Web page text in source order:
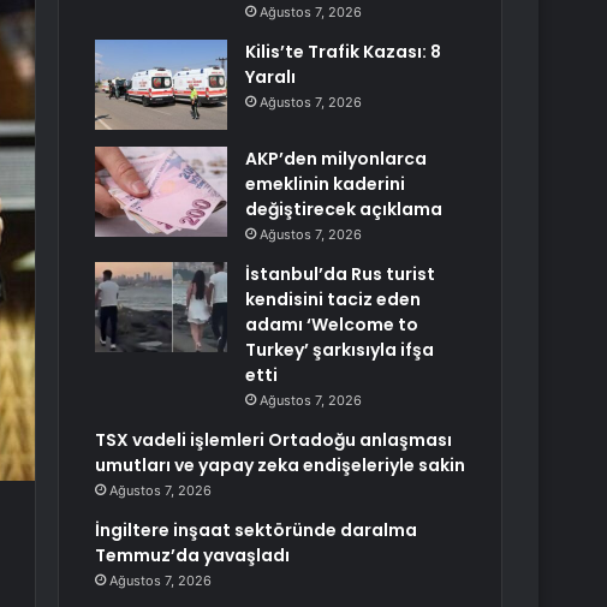
Ağustos 7, 2026
Kilis’te Trafik Kazası: 8
Yaralı
Ağustos 7, 2026
AKP’den milyonlarca
emeklinin kaderini
değiştirecek açıklama
Ağustos 7, 2026
İstanbul’da Rus turist
kendisini taciz eden
adamı ‘Welcome to
Turkey’ şarkısıyla ifşa
etti
Ağustos 7, 2026
TSX vadeli işlemleri Ortadoğu anlaşması
umutları ve yapay zeka endişeleriyle sakin
Ağustos 7, 2026
İngiltere inşaat sektöründe daralma
Temmuz’da yavaşladı
Ağustos 7, 2026